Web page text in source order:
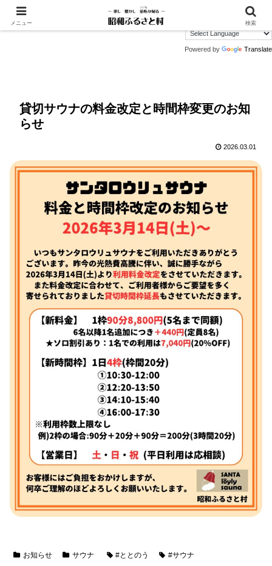
Powered by Translate
貸切サウナの料金改定と時間枠変更のお知
らせ
2026.03.01
お知らせ サウナ #ととのう #サウナ
メニュー 検索